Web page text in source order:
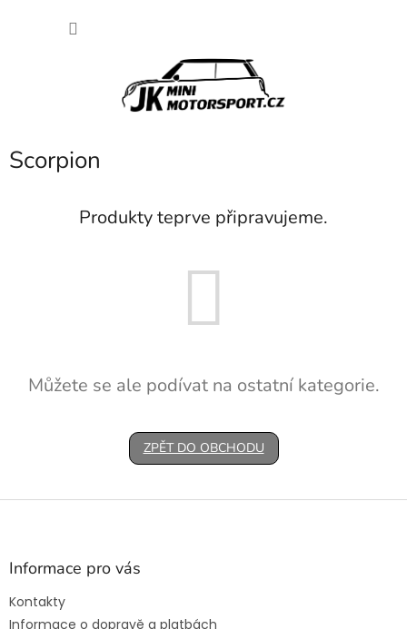
Scorpion
Produkty teprve připravujeme.
Můžete se ale podívat na ostatní kategorie.
ZPĚT DO OBCHODU
Z
Informace pro vás
Kontakty
Informace o dopravě a platbách